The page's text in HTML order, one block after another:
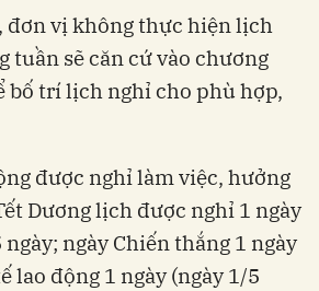
đơn vị không thực hiện lịch
tuần sẽ căn cứ vào chương
bố trí lịch nghỉ cho phù hợp,
được nghỉ làm việc, hưởng
Dương lịch được nghỉ 1 ngày
ngày Chiến thắng 1 ngày
lao động 1 ngày (ngày 1/5